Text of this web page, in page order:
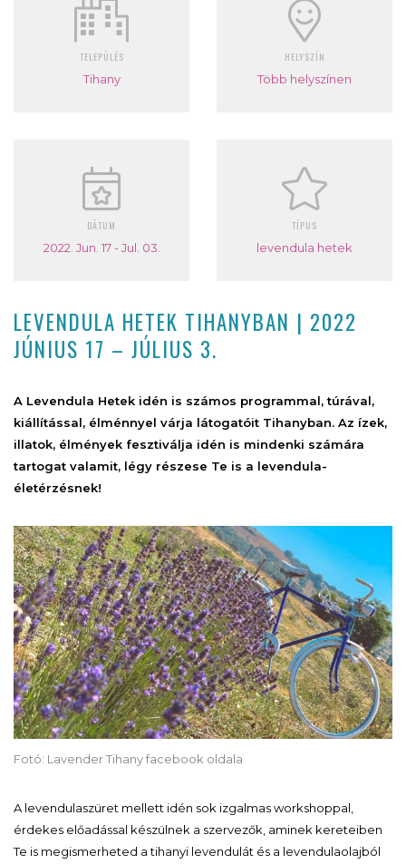
TELEPÜLÉS
Tihany
HELYSZÍN
Több helyszínen
DÁTUM
2022. Jun. 17 - Jul. 03.
TÍPUS
levendula hetek
LEVENDULA HETEK TIHANYBAN | 2022
JÚNIUS 17 – JÚLIUS 3.
A Levendula Hetek idén is számos programmal, túrával,
kiállítással, élménnyel várja látogatóit Tihanyban. Az ízek,
illatok, élmények fesztiválja idén is mindenki számára
tartogat valamit, légy részese Te is a levendula-
életérzésnek!
Fotó: Lavender Tihany facebook oldala
A levendulaszüret mellett idén sok izgalmas workshoppal,
érdekes előadással készülnek a szervezők, aminek kereteiben
Te is megismerheted a tihanyi levendulát és a levendulaolajból